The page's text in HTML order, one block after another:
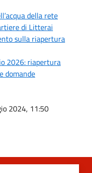
della rete
di Litterai
sulla riapertura
2026: riapertura
domande
2024, 11:50